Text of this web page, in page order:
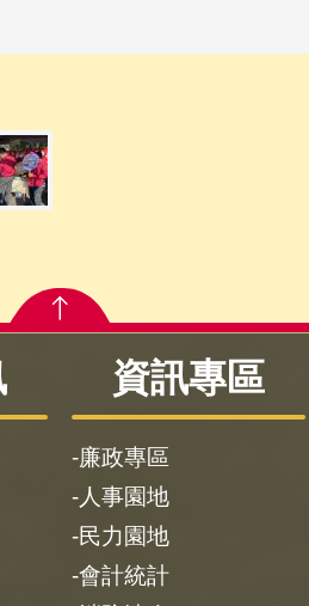
資訊專區
廉政專區
人事園地
民力園地
會計統計